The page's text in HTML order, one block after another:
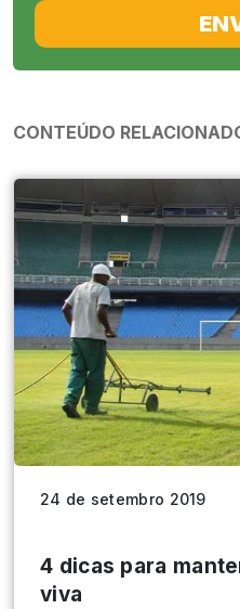
CONTEÚDO
24 de setembro 2019
4 dicas para
viva